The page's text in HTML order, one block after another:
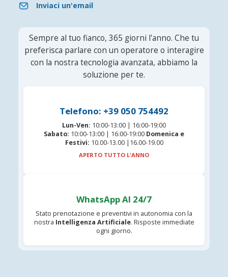
Inviaci un'email
Sempre al tuo fianco, 365 giorni l'anno. Che tu
preferisca parlare con un operatore o interagire
con la nostra tecnologia avanzata, abbiamo la
soluzione per te.
Telefono: +39 050 754492
Lun-Ven: 10:00-13:00 | 16:00-19:00
Sabato: 10:00-13:00 | 16:00-19:00 Domenica e
Festivi: 10.00-13.00 |16.00-19.00
APERTO TUTTO L'ANNO
WhatsApp AI 24/7
Stato prenotazione e preventivi in autonomia con la
nostra Intelligenza Artificiale. Risposte immediate
ogni giorno.